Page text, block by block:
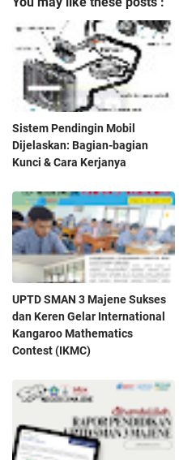
Sistem Pendingin Mobil
Dijelaskan: Bagian-bagian
Kunci & Cara Kerjanya
UPTD SMAN 3 Majene Sukses
dan Keren Gelar International
Kangaroo Mathematics
Contest (IKMC)